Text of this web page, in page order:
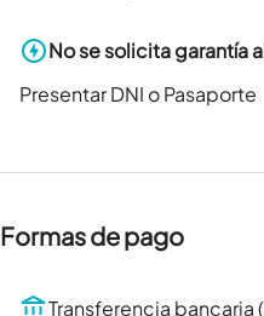
No se solicita garantía
Presentar DNI o Pasaporte
Formas de pago
Transferencia bancaria